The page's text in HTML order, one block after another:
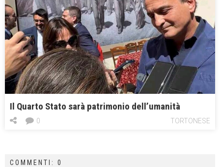
Il Quarto Stato sarà patrimonio dell’umanità
TORTONESE
0
COMMENTI: 0